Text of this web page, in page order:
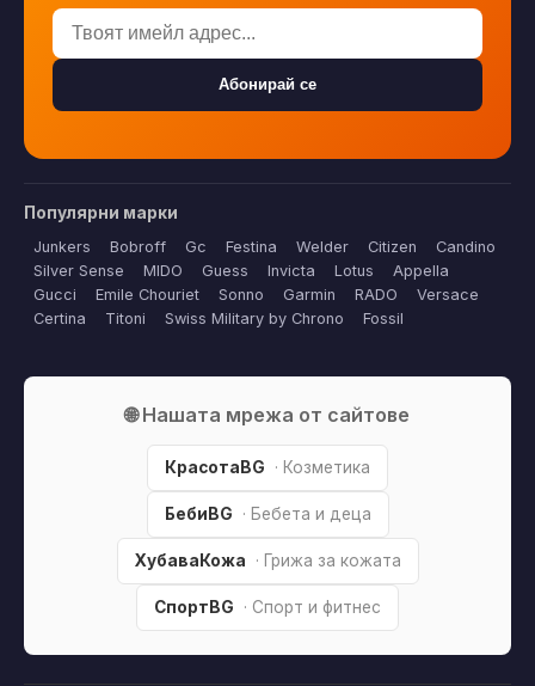
Абонирай се
Популярни марки
Junkers Bobroff Gc Festina Welder Citizen
Candino
Silver Sense
MIDO Guess Invicta Lotus
Appella
Gucci
Emile Chouriet Sonno Garmin RADO
Versace
Certina
Titoni Swiss Military by Chrono Fossil
🌐 Нашата мрежа от сайтове
КрасотаBG · Козметика
БебиBG · Бебета и деца
ХубаваКожа · Грижа за кожата
СпортBG · Спорт и фитнес